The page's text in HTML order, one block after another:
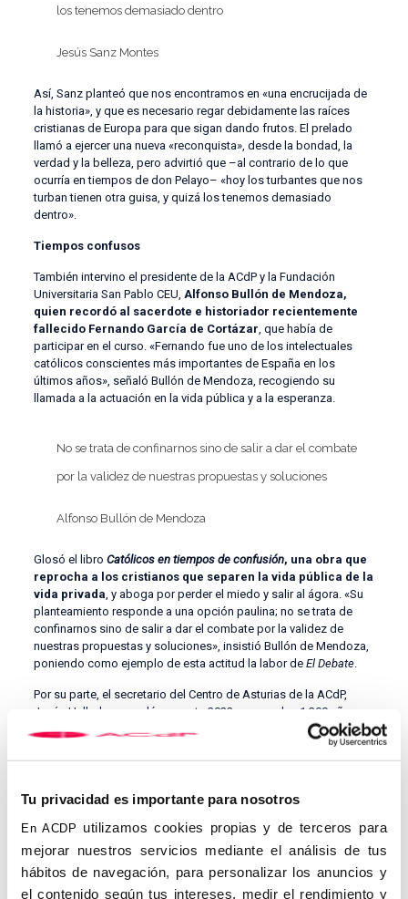
Tu privacidad es importante para nosotros
En ACDP utilizamos cookies propias y de terceros para
mejorar nuestros servicios mediante el análisis de tus
hábitos de navegación, para personalizar los anuncios y
el contenido según tus intereses, medir el rendimiento y
los tenemos demasiado dentro
Jesús Sanz Montes
Así, Sanz planteó que nos encontramos en «una encrucijada de
la historia», y que es necesario regar debidamente las raíces
cristianas de Europa para que sigan dando frutos. El prelado
llamó a ejercer una nueva «reconquista», desde la bondad, la
verdad y la belleza, pero advirtió que –al contrario de lo que
ocurría en tiempos de don Pelayo– «hoy los turbantes que nos
turban tienen otra guisa, y quizá los tenemos demasiado
dentro».
Tiempos confusos
También intervino el presidente de la ACdP y la Fundación
Universitaria San Pablo CEU, Alfonso Bullón de Mendoza,
quien recordó al sacerdote e historiador recientemente
fallecido Fernando García de Cortázar , que había de
participar en el curso. «Fernando fue uno de los intelectuales
católicos conscientes más importantes de España en los
últimos años», señaló Bullón de Mendoza, recogiendo su
llamada a la actuación en la vida pública y a la esperanza.
No se trata de confinarnos sino de salir a dar el combate
por la validez de nuestras propuestas y soluciones
Alfonso Bullón de Mendoza
Glosó el libro Católicos en tiempos de confusión, una obra que
reprocha a los cristianos que separen la vida pública de la
vida privada , y aboga por perder el miedo y salir al ágora. «Su
planteamiento responde a una opción paulina; no se trata de
confinarnos sino de salir a dar el combate por la validez de
nuestras propuestas y soluciones», insistió Bullón de Mendoza,
poniendo como ejemplo de esta actitud la labor de El Debate.
Por su parte, el secretario del Centro de Asturias de la ACdP,
Jesús Hallado, recordó que este 2022 se cumplen 1.300 años
desde la batalla de Covadonga, «efeméride –dijo– que jalona un
itinerario de crisis de la civilización cristiana». Hallado recordó la
advertencia de Jesucristo –«También a vosotros os
consustancial al cristianismo ».
La Iglesia y Al-Ándalus
¿Cuál era el estado de la Iglesia hispana en el momento de la
conquista árabe? La primera conferencia del curso, tituladaLa
Iglesia hispana tras el 711: ¿aflicción o adaptación?
, abordó esta